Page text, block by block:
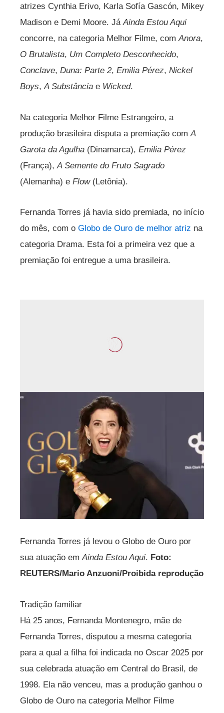
atrizes Cynthia Erivo, Karla Sofía Gascón, Mikey
Madison e Demi Moore. Já Ainda Estou Aqui
concorre, na categoria Melhor Filme, com Anora,
O Brutalista, Um Completo Desconhecido,
Conclave, Duna: Parte 2, Emilia Pérez, Nickel
Boys, A Substância e Wicked.
Na categoria Melhor Filme Estrangeiro, a
produção brasileira disputa a premiação com A
Garota da Agulha (Dinamarca), Emilia Pérez
(França), A Semente do Fruto Sagrado
(Alemanha) e Flow(Letônia).
Fernanda Torres já havia sido premiada, no início
do mês, com o Globo de Ouro de melhor atriz na
categoria Drama. Esta foi a primeira vez que a
premiação foi entregue a uma brasileira.
Fernanda Torres já levou o Globo de Ouro por
sua atuação emAinda Estou Aqui. Foto:
REUTERS/Mario Anzuoni/Proibida reprodução
Tradição familiar
Há 25 anos, Fernanda Montenegro, mãe de
Fernanda Torres, disputou a mesma categoria
para a qual a filha foi indicada no Oscar 2025 por
sua celebrada atuação em Central do Brasil, de
1998. Ela não venceu, mas a produção ganhou o
Globo de Ouro na categoria Melhor Filme